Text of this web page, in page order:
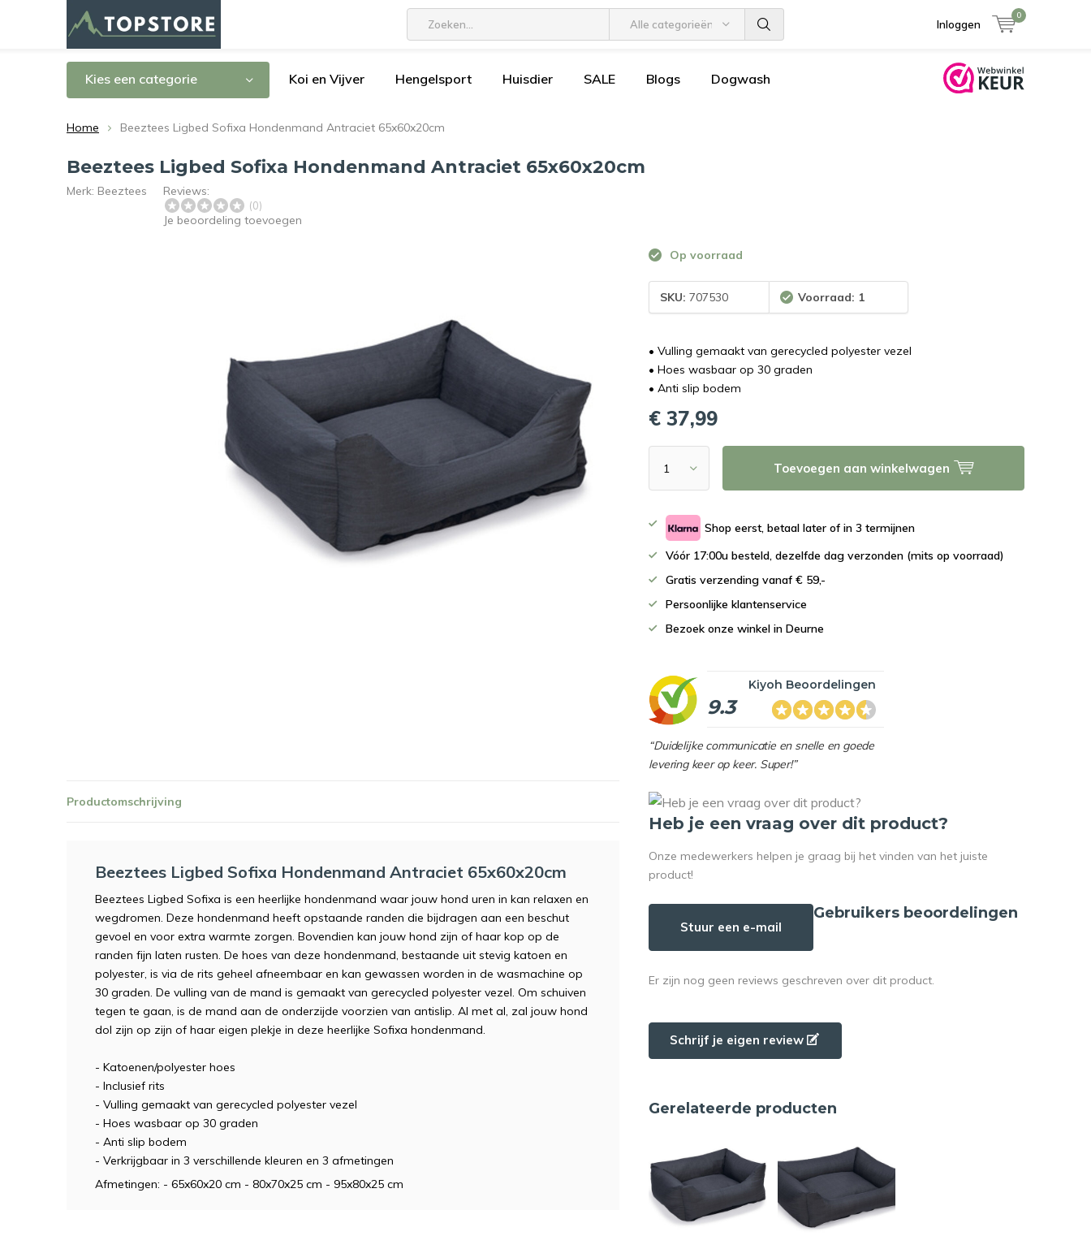
Alle categorieën Inloggen
0
Kies een categorie Koi en Vijver Hengelsport Huisdier SALE Blogs Dogwash
Home Beeztees Ligbed Sofixa Hondenmand Antraciet 65x60x20cm
Beeztees Ligbed Sofixa Hondenmand Antraciet 65x60x20cm
Merk: Beeztees Reviews:
(0)
Je beoordeling toevoegen
Op voorraad
SKU: 707530 Voorraad: 1
• Vulling gemaakt van gerecycled polyester vezel
• Hoes wasbaar op 30 graden
• Anti slip bodem
€ 37,99
Toevoegen aan winkelwagen
Shop eerst, betaal later of in 3 termijnen
Vóór 17:00u besteld, dezelfde dag verzonden (mits op voorraad)
Gratis verzending vanaf € 59,-
Persoonlijke klantenservice
Bezoek onze winkel in Deurne
9.3
Kiyoh Beoordelingen
“Duidelijke communicatie en snelle en goede
levering keer op keer. Super!”
Productomschrijving
Beeztees Ligbed Sofixa Hondenmand Antraciet 65x60x20cm
Beeztees Ligbed Sofixa is een heerlijke hondenmand waar jouw hond uren in kan relaxen en
wegdromen. Deze hondenmand heeft opstaande randen die bijdragen aan een beschut
gevoel en voor extra warmte zorgen. Bovendien kan jouw hond zijn of haar kop op de
randen fijn laten rusten. De hoes van deze hondenmand, bestaande uit stevig katoen en
polyester, is via de rits geheel afneembaar en kan gewassen worden in de wasmachine op
30 graden. De vulling van de mand is gemaakt van gerecycled polyester vezel. Om schuiven
tegen te gaan, is de mand aan de onderzijde voorzien van antislip. Al met al, zal jouw hond
dol zijn op zijn of haar eigen plekje in deze heerlijke Sofixa hondenmand.
- Katoenen/polyester hoes
- Inclusief rits
- Vulling gemaakt van gerecycled polyester vezel
- Hoes wasbaar op 30 graden
- Anti slip bodem
- Verkrijgbaar in 3 verschillende kleuren en 3 afmetingen
Afmetingen: - 65x60x20 cm - 80x70x25 cm - 95x80x25 cm
Heb je een vraag over dit product?
Onze medewerkers helpen je graag bij het vinden van het juiste
product!
Stuur een e-mail
Gebruikers beoordelingen
Er zijn nog geen reviews geschreven over dit product.
Schrijf je eigen review
Gerelateerde producten